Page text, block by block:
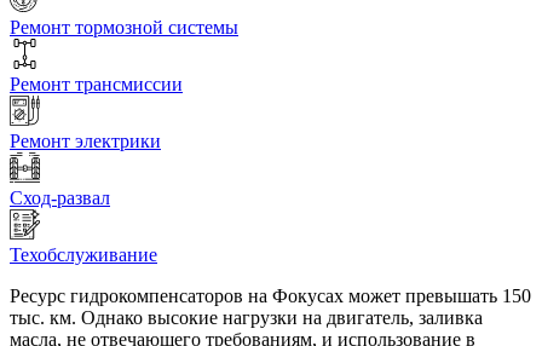
Ремонт тормозной системы
Ремонт трансмиссии
Ремонт электрики
Сход-развал
Техобслуживание
Ресурс гидрокомпенсаторов на Фокусах может превышать 150
тыс. км. Однако высокие нагрузки на двигатель, заливка
масла, не отвечающего требованиям, и использование в